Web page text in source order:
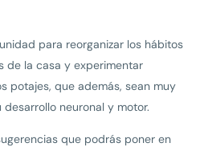
para reorganizar los hábitos
de la casa y experimentar
potajes, que además, sean muy
neuronal y motor.
que podrás poner en